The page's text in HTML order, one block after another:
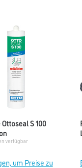
S 100
verfügbar
um Preise zu